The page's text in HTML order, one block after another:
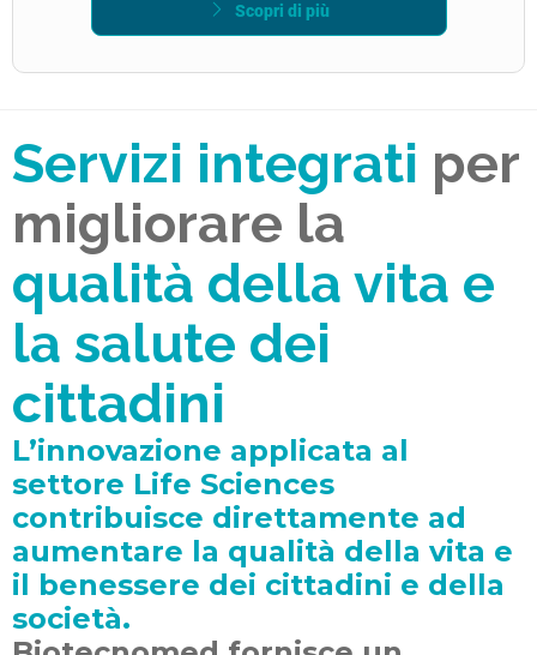
Scopri di più
Servizi integrati per
migliorare la
qualità della vita e
la salute dei
cittadini
L’innovazione applicata al
settore Life Sciences
contribuisce direttamente ad
aumentare la qualità della vita e
il benessere dei cittadini e della
società.